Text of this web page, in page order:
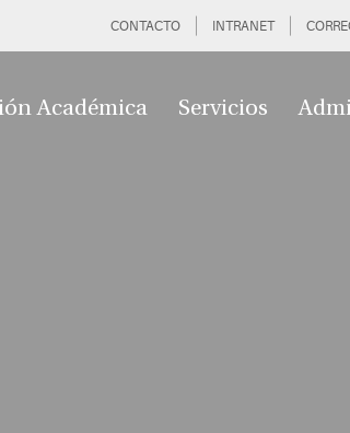
CONTACTO INTRANET
Académica Servicios